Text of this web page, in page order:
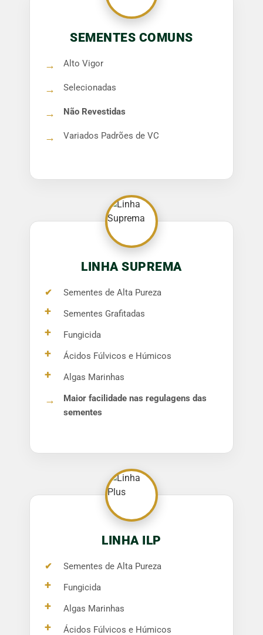
SEMENTES COMUNS
→ Alto Vigor
→ Selecionadas
→ Não Revestidas
→ Variados Padrões de VC
LINHA SUPREMA
✔ Sementes de Alta Pureza
+ Sementes Grafitadas
+ Fungicida
+ Ácidos Fúlvicos e Húmicos
+ Algas Marinhas
→
Maior facilidade nas regulagens das
sementes
LINHA ILP
✔ Sementes de Alta Pureza
+ Fungicida
+ Algas Marinhas
+ Ácidos Fúlvicos e Húmicos